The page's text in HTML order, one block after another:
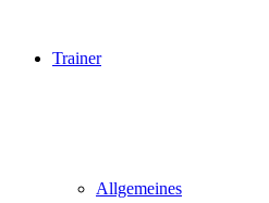
Trainer
Allgemeines